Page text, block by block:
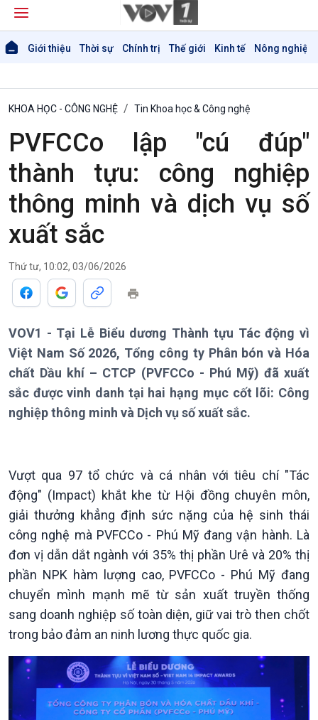
Giới thiệu Thời sự Chính trị Thế giới Kinh tế Nông nghiệp
Thời sự 6h
Thời sự 12h
Thời sự 18h
Thời sự 21h30
Bản tin
Chuyên mục
Theo dòng Thời sự
KHOA HỌC - CÔNG NGHỆ Tin Khoa học & Công nghệ
PVFCCo lập "cú đúp"
thành tựu: công nghiệp
thông minh và dịch vụ số
xuất sắc
Thứ tư, 10:02, 03/06/2026
VOV1 - Tại Lễ Biểu dương Thành tựu Tác động vì
Việt Nam Số 2026, Tổng công ty Phân bón và Hóa
chất Dầu khí – CTCP (PVFCCo - Phú Mỹ) đã xuất
sắc được vinh danh tại hai hạng mục cốt lõi: Công
nghiệp thông minh và Dịch vụ số xuất sắc.
Vượt qua 97 tổ chức và cá nhân với tiêu chí "Tác
động" (Impact) khắt khe từ Hội đồng chuyên môn,
giải thưởng khẳng định sức nặng của hệ sinh thái
công nghệ mà PVFCCo - Phú Mỹ đang vận hành. Là
đơn vị dẫn dắt ngành với 35% thị phần Urê và 20% thị
phần NPK hàm lượng cao, PVFCCo - Phú Mỹ đang
chuyển mình mạnh mẽ từ sản xuất truyền thống
sang doanh nghiệp số toàn diện, giữ vai trò then chốt
trong bảo đảm an ninh lương thực quốc gia.